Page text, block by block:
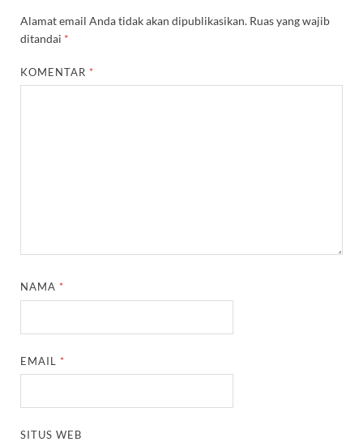
Alamat email Anda tidak akan dipublikasikan. Ruas yang wajib
ditandai *
KOMENTAR *
NAMA *
EMAIL *
SITUS WEB